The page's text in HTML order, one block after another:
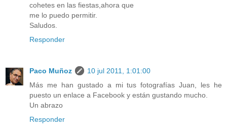
cohetes en las fiestas,ahora que
me lo puedo permitir.
Saludos.
Responder
Paco Muñoz
10 jul 2011, 1:01:00
Más me han gustado a mi tus fotografías Juan, les he
puesto un enlace a Facebook y están gustando mucho.
Un abrazo
Responder